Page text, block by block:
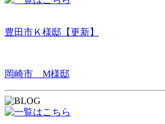
豊田市Ｋ様邸【更新】
岡崎市 M様邸